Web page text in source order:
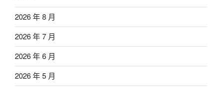
2026 年 8 月
2026 年 7 月
2026 年 6 月
2026 年 5 月